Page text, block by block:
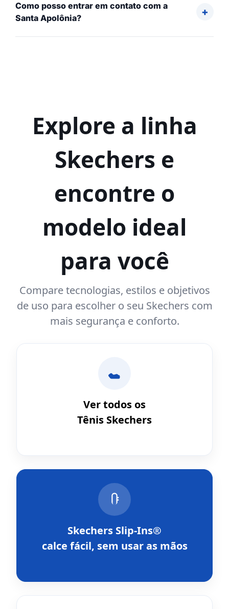
Como posso entrar em contato com a
Santa Apolônia?
Explore a linha
Skechers e
encontre o
modelo ideal
para você
Compare tecnologias, estilos e objetivos
de uso para escolher o seu Skechers com
mais segurança e conforto.
Ver todos os
Tênis Skechers
Skechers Slip-Ins®
calce fácil, sem usar as mãos